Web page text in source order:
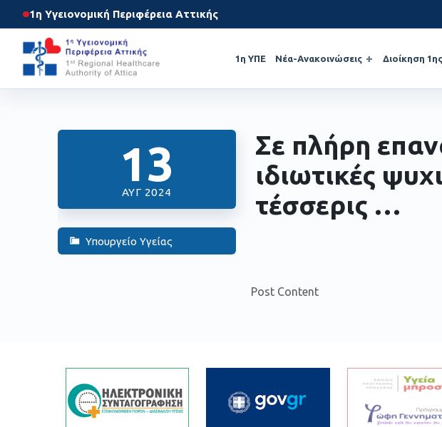
1η Υγειονομική Περιφέρεια Αττικής
1η ΥΠΕ Νέα-Ανακοινώσεις Διοίκηση
13
ΑΥΓ 2024
Υπουργείο Υγείας
Σε πλήρη
ιδιωτικές
τέσσερις …
Post Content